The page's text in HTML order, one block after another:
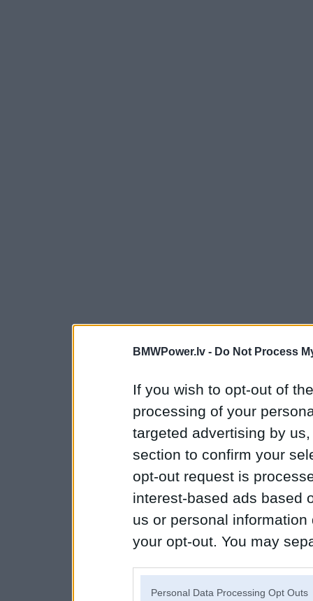
BMWPower.lv - Do Not Process
If you wish to opt-out of
processing of your
targeted advertising by
section to confirm your
opt-out request is
interest-based ads based
us or personal
your opt-out. You may
Personal Data Processing Opt Outs